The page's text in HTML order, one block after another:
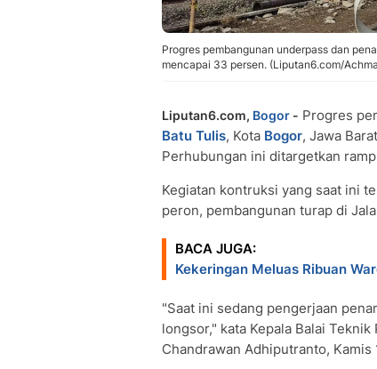
Progres pembangunan underpass dan
mencapai 33 persen. (Liputan6.com/
Liputan6.com, Bogor - Progres
Batu Tulis, Kota Bogor, Jawa
Perhubungan ini ditargetkan
Kegiatan kontruksi yang saat ini
peron, pembangunan turap di
BACA JUGA:
Kekeringan Meluas Ribuan
"Saat ini sedang pengerjaan
longsor," kata Kepala Balai
Chandrawan Adhiputranto, Kamis